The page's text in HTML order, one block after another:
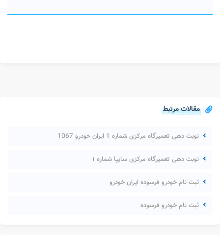
مقالات مرتبط
نوبت دهی تعمیرگاه مرکزی شماره 1 ایران خودرو 1067
نوبت دهی تعمیرگاه مرکزی سایپا شماره ۱
ثبت نام خودرو فرسوده ایران خودرو
ثبت نام خودرو فرسوده